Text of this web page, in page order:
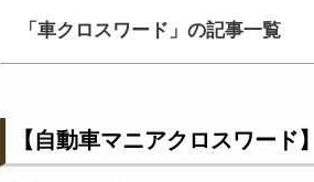
「車クロスワード」の記事一覧
【自動車マニアクロスワード